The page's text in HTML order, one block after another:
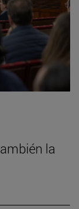
la